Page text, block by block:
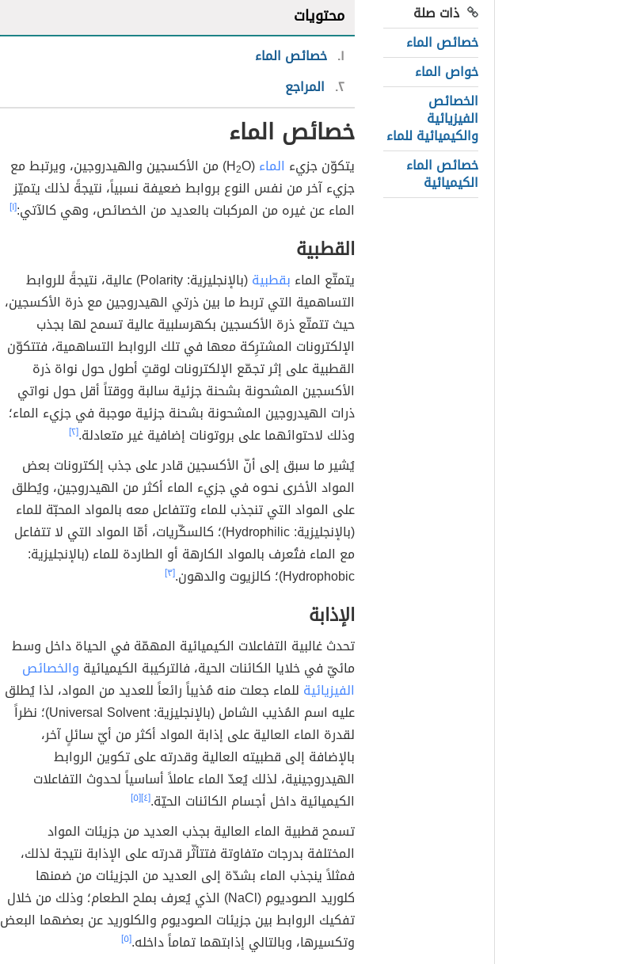
ذات صلة
خصائص الماء
خواص الماء
الخصائص
الفيزيائية
والكيميائية للماء
خصائص الماء
الكيميائية
محتويات
١ خصائص الماء
٢ المراجع
خصائص الماء
يتكوّن جزيء الماء(H
2 O) من الأكسجين والهيدروجين، ويرتبط مع
جزيء آخر من نفس النوع بروابط ضعيفة نسبياً، نتيجةً لذلك يتميّز
الماء عن غيره من المركبات بالعديد من الخصائص، وهي كالآتي:[١]
القطبية
يتمتّع الماء بقطبية
(بالإنجليزية: Polarity) عالية، نتيجةً للروابط
التساهمية التي تربط ما بين ذرتي الهيدروجين مع ذرة الأكسجين،
حيث تتمتّع ذرة الأكسجين بكهرسلبية عالية تسمح لها بجذب
الإلكترونات المشترِكة معها في تلك الروابط التساهمية، فتتكوّن
القطبية على إثر تجمّع الإلكترونات لوقتٍ أطول حول نواة ذرة
الأكسجين المشحونة بشحنة جزئية سالبة ووقتاً أقل حول نواتي
ذرات الهيدروجين المشحونة بشحنة جزئية موجبة في جزيء الماء؛
وذلك لاحتوائهما على بروتونات إضافية غير متعادلة.[٢]
يُشير ما سبق إلى أنّ الأكسجين قادر على جذب إلكترونات بعض
المواد الأخرى نحوه في جزيء الماء أكثر من الهيدروجين، ويُطلق
على المواد التي تنجذب للماء وتتفاعل معه بالمواد المحبّة للماء
(بالإنجليزية: Hydrophilic)؛ كالسكّريات، أمّا المواد التي لا تتفاعل
مع الماء فتُعرف بالمواد الكارهة أو الطاردة للماء (بالإنجليزية:
Hydrophobic)؛ كالزيوت والدهون.
[٣]
الإذابة
تحدث غالبية التفاعلات الكيميائية المهمّة في الحياة داخل وسط
مائيّ في خلايا الكائنات الحية، فالتركيبة الكيميائية والخصائص
الفيزيائية للماء جعلت منه مُذيباً رائعاً للعديد من المواد، لذا يُطلق
عليه اسم المُذيب الشامل (بالإنجليزية: Universal Solvent)؛ نظراً
لقدرة الماء العالية على إذابة المواد أكثر من أيّ سائلٍ آخر،
بالإضافة إلى قطبيته العالية وقدرته على تكوين الروابط
الهيدروجينية، لذلك يُعدّ الماء عاملاً أساسياً لحدوث التفاعلات
الكيميائية داخل أجسام الكائنات الحيّة.[٤] [٥]
تسمح قطبية الماء العالية بجذب العديد من جزيئات المواد
المختلفة بدرجات متفاوتة فتتأثّر قدرته على الإذابة نتيجة لذلك،
فمثلاً ينجذب الماء بشدّة إلى العديد من الجزيئات من ضمنها
كلوريد الصوديوم (NaCl) الذي يُعرف بملح الطعام؛ وذلك من خلال
تفكيك الروابط بين جزيئات الصوديوم والكلوريد عن بعضهما البعض
وتكسيرها، وبالتالي إذابتهما تماماً داخله.[٥]